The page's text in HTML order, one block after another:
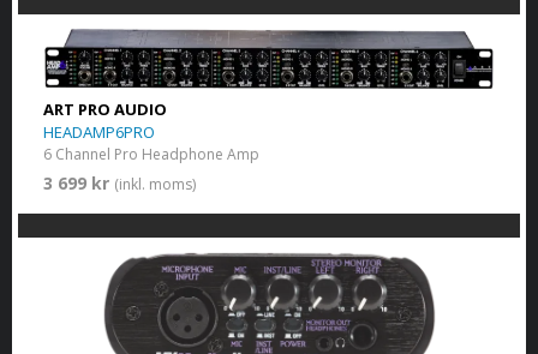
ART PRO AUDIO
HEADAMP6PRO
6 Channel Pro Headphone Amp
3 699 kr (inkl. moms)